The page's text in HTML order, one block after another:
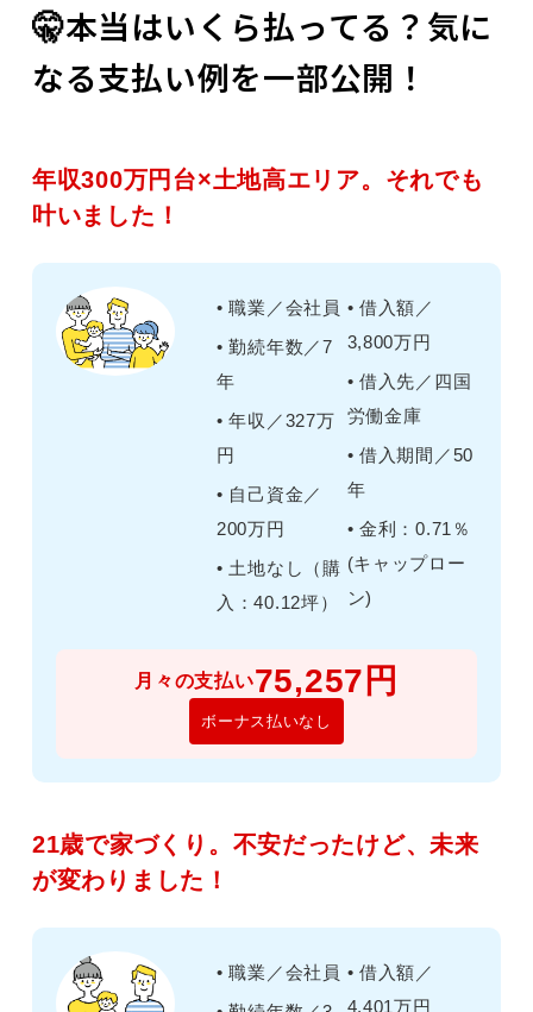
🤫本当はいくら払ってる？気に
なる支払い例を一部公開！
年収300万円台×土地高エリア。それでも
叶いました！
• 職業／会社員
• 勤続年数／7
年
• 年収／327万
円
• 自己資金／
200万円
• 土地なし（購
入：40.12坪）
• 借入額／
3,800万円
• 借入先／四国
労働金庫
• 借入期間／50
年
• 金利：0.71％
(キャップロー
ン)
月々の支払い75,257円
ボーナス払いなし
21歳で家づくり。不安だったけど、未来
が変わりました！
• 職業／会社員 • 借入額／
4,401万円